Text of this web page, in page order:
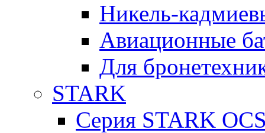
Никель-
Авиационные
Для
STARK
Серия STARK